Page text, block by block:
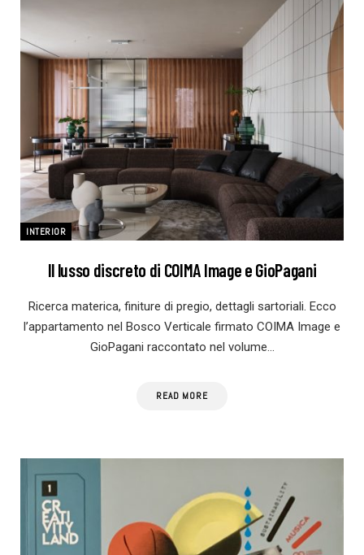
INTERIOR
Il lusso discreto di COIMA Image e GioPagani
Ricerca materica, finiture di pregio, dettagli sartoriali. Ecco
l’appartamento nel Bosco Verticale firmato COIMA Image e
GioPagani raccontato nel volume…
READ MORE